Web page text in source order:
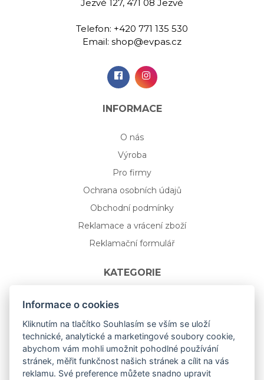
Přidat do
košíku
Jezvé 127, 471 08 Jezvé
Telefon: +420 771 135 530
Email: shop@evpas.cz
INFORMACE
O nás
Výroba
Pro firmy
Ochrana osobních údajů
Obchodní podmínky
Reklamace a vrácení zboží
Reklamační formulář
KATEGORIE
Nápojové sklo
Bydlení
Dárkový poukaz na míru
Mystery box
Kolekce
Informace o cookies
Kliknutím na tlačítko Souhlasím se vším se uloží
technické, analytické a marketingové soubory cookie,
abychom vám mohli umožnit pohodlné používání
stránek, měřit funkčnost našich stránek a cílit na vás
reklamu. Své preference můžete snadno upravit